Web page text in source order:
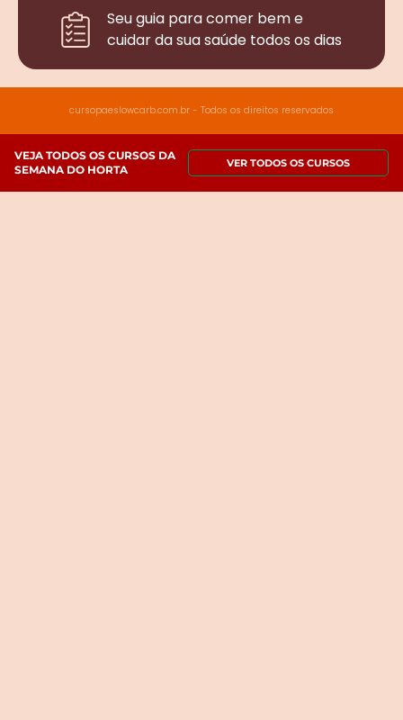
Seu guia para comer bem e
cuidar da sua saúde todos os dias
cursopaeslowcarb.com.br - Todos os direitos reservados
VEJA TODOS OS CURSOS DA
SEMANA DO HORTA
VER TODOS OS CURSOS